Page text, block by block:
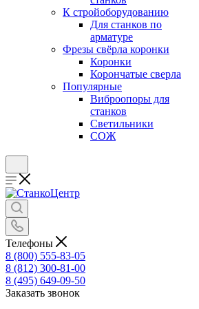
К стройоборудованию
Для станков по
арматуре
Фрезы свёрла коронки
Коронки
Корончатые сверла
Популярные
Виброопоры для
станков
Светильники
СОЖ
Телефоны
8 (800) 555-83-05
8 (812) 300-81-00
8 (495) 649-09-50
Заказать звонок